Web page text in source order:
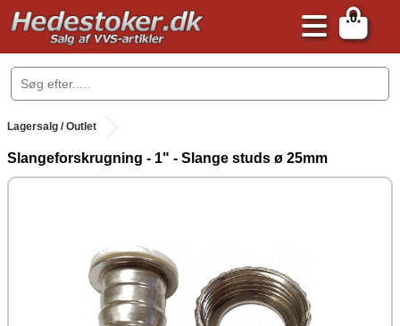
0
.
Lagersalg / Outlet
Slangeforskrugning - 1" - Slange studs ø 25mm